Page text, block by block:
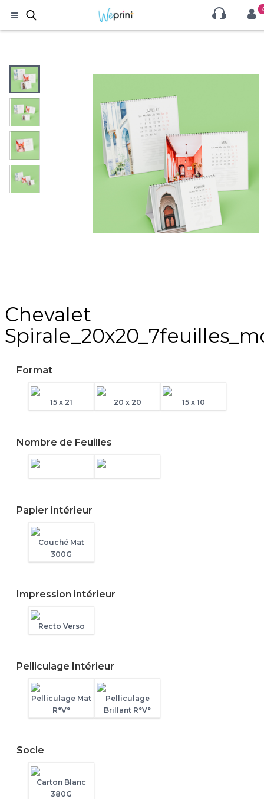
Chevalet
Format
15 x 21 20 x 20 15 x 10
Nombre de Feuilles
Papier intérieur
Couché Mat
300G
Impression intérieur
Recto Verso
Pelliculage Intérieur
Pelliculage Mat
R°V°
Pelliculage
Brillant R°V°
Socle
Carton Blanc
380G